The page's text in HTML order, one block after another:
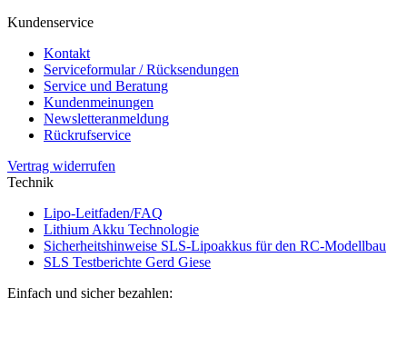
Kundenservice
Kontakt
Serviceformular / Rücksendungen
Service und Beratung
Kundenmeinungen
Newsletteranmeldung
Rückrufservice
Vertrag widerrufen
Technik
Lipo-Leitfaden/FAQ
Lithium Akku Technologie
Sicherheitshinweise SLS-Lipoakkus für den RC-Modellbau
SLS Testberichte Gerd Giese
Einfach und sicher bezahlen: